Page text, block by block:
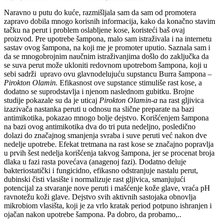
Naravno u putu do kuće, razmišljala sam da sam od promotera
zapravo dobila mnogo korisnih informacija, kako da konačno stavim
tačku na perut i problem oslabljene kose, koristeći baš ovaj
proizvod. Pre upotrebe šampona, malo sam istraživala i na internetu
sastav ovog šampona, na koji me je promoter uputio. Saznala sam i
da se mnogobrojnim naučnim istraživanjima došlo do zaključka da
se suva perut može ukloniti redovnom upotrebom šampona, koji u
sebi sadrži upravo ovu glavnodelujuću supstancu Burra šampona –
Pirokton Olamin. Efikasnost ove supstance stimuliše rast kose, a
dodatno se suprodstavlja i njenom naslednom gubitku. Brojne
studije pokazale su da je uticaj Pirokton Olamin-a na rast gljivica
izazivača nastanka peruti u odnosu na slične preparate na bazi
antimikotika, pokazao mnogo bolje dejstvo. Korišćenjem šampona
na bazi ovog antimikotika dva do tri puta nedeljno, posledično
dolazi do značajnog smanjenja svraba i suve peruti već nakon dve
nedelje upotrebe. Efekat tretmana na rast kose se značajno popravlja
u prvih šest nedelja korišćenja takvog šampona, jer se procenat broja
dlaka u fazi rasta povećava (anagenoj fazi). Dodatno deluje
bakteriostatički i fungicidno, efikasno odstranjuje nastalu perut,
dubinski čisti vlasište i normalizuje rast gljivica, smanjujući
potencijal za stvaranje nove peruti i mašćenje kože glave, vraća pH
ravnotežu koži glave. Dejstvo svih aktivnih sastojaka obnovlja
mikrobiom vlasišta, koji je za vrlo kratak period potpuno ishranjen i
ojačan nakon upotrebe šampona. Pa dobro, da probamo,..